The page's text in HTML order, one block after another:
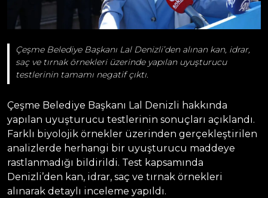
Çeşme Belediye Başkanı Lal Denizli’den alınan kan, idrar,
saç ve tırnak örnekleri üzerinde yapılan uyuşturucu
testlerinin tamamı negatif çıktı.
Çeşme Belediye Başkanı Lal Denizli hakkında
yapılan uyuşturucu testlerinin sonuçları açıklandı.
Farklı biyolojik örnekler üzerinden gerçekleştirilen
analizlerde herhangi bir uyuşturucu maddeye
rastlanmadığı bildirildi. Test kapsamında
Denizli’den kan, idrar, saç ve tırnak örnekleri
alınarak detaylı inceleme yapıldı.